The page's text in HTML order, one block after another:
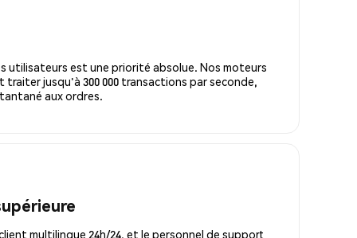
utilisateurs est une priorité absolue. Nos moteurs
traiter jusqu'à 300 000 transactions par seconde,
aux ordres.
multilingue 24h/24, et le personnel de support